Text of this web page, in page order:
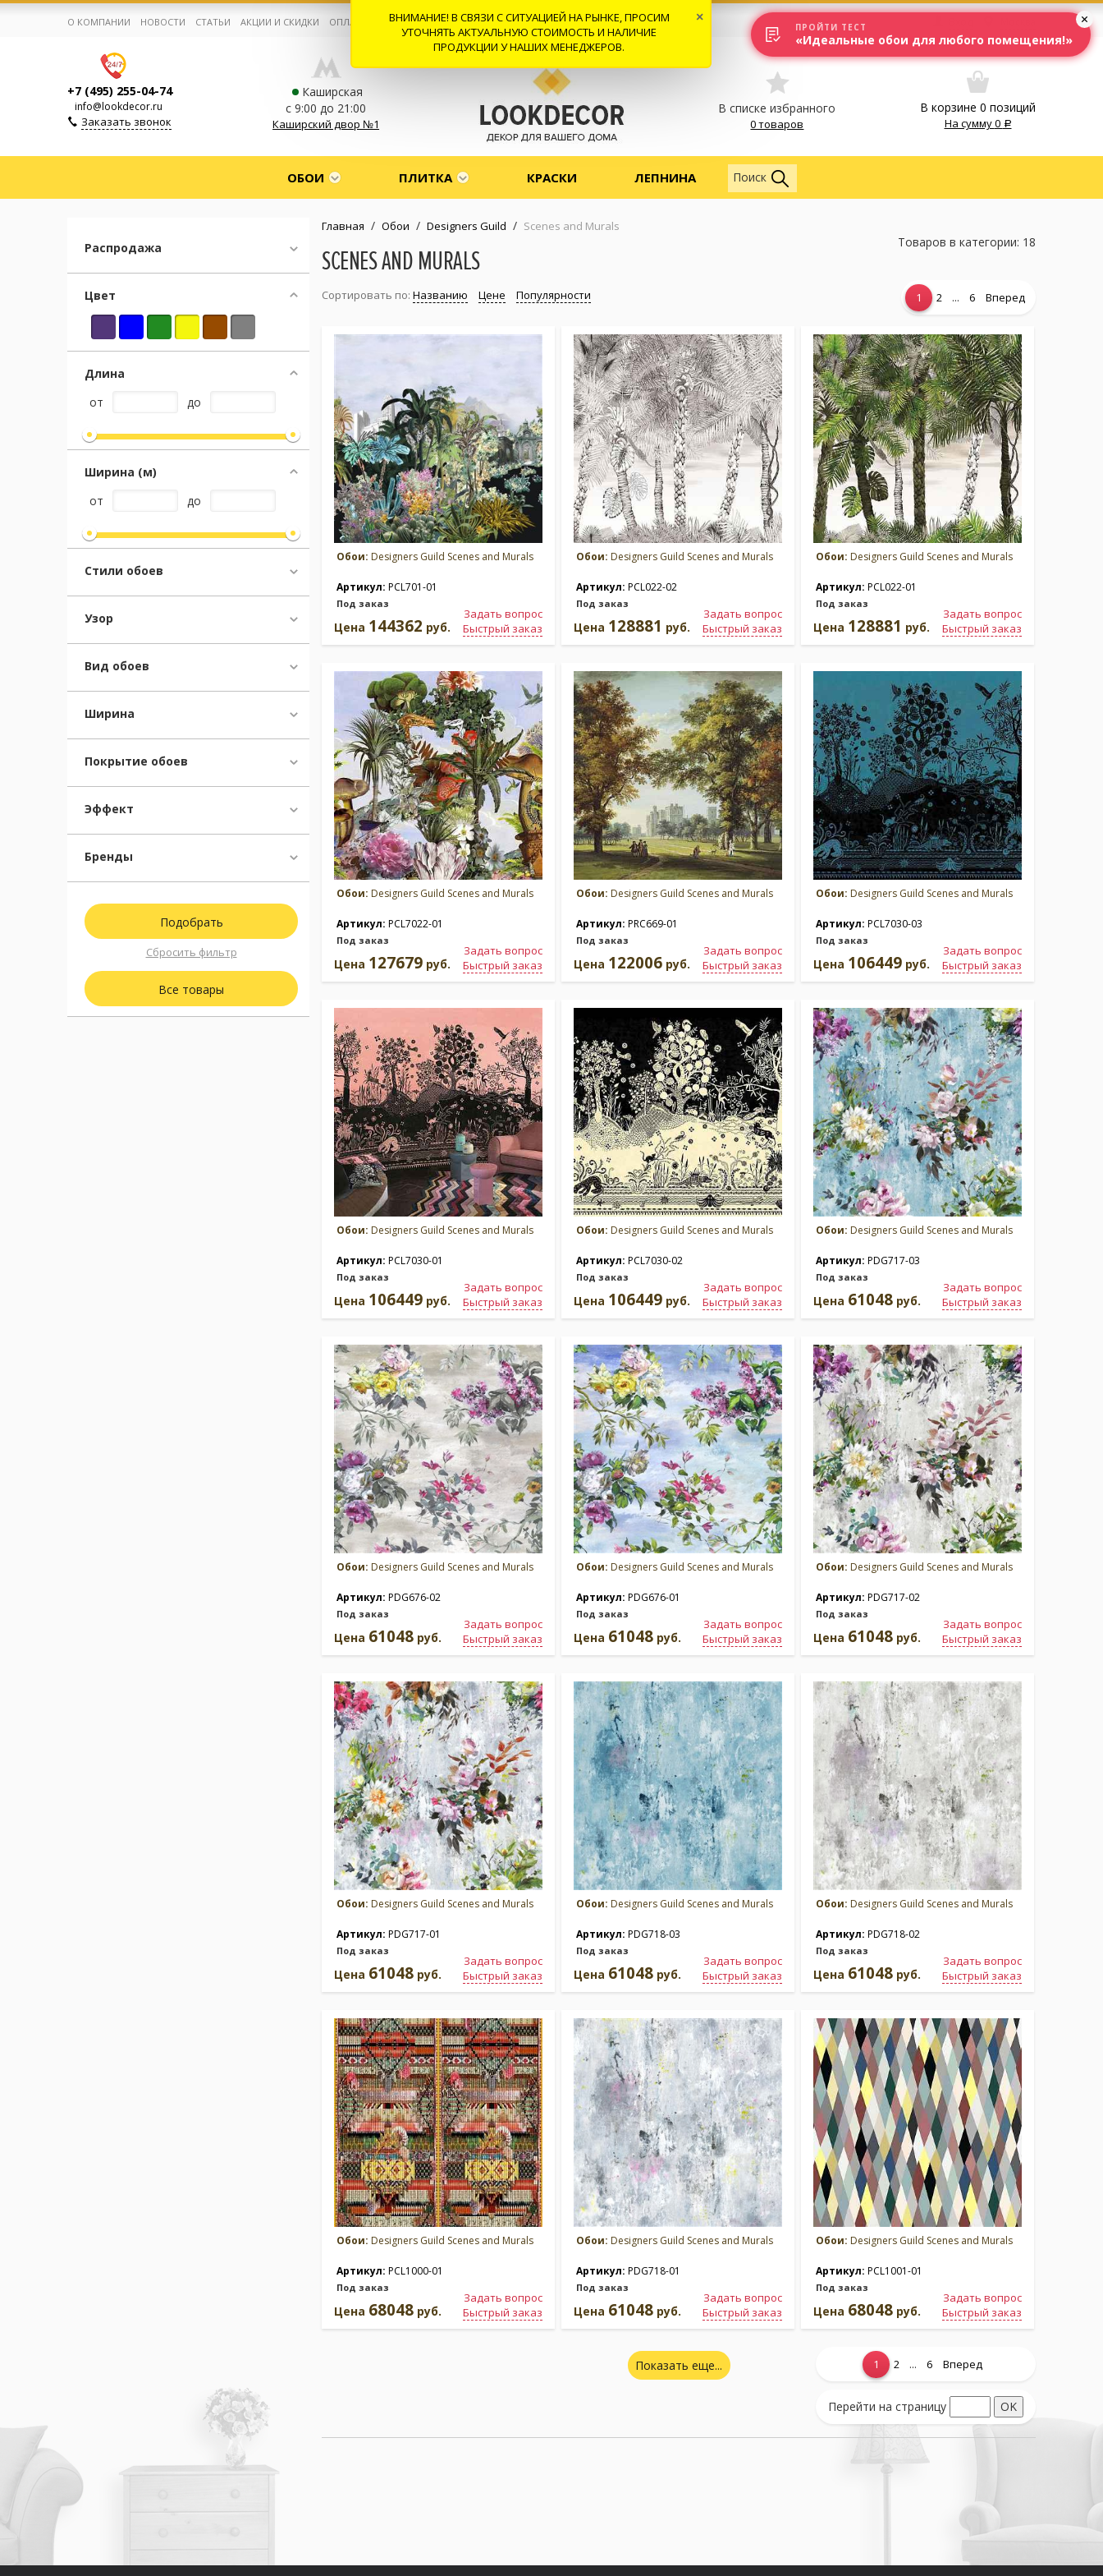
Корзина:0
Избранное:0 товаров
Каталог
Компания
Москва
Заказать обратный звонок
О КОМПАНИИ НОВОСТИ СТАТЬИ АКЦИИ И СКИДКИ ОПЛАТА И ДОСТАВКА СОТРУДНИЧЕСТВО КОНТАКТЫ ОТЗЫВЫ
+7 (495) 255-04-74
info@lookdecor.ru
Заказать звонок
Каширская
с 9:00 до 21:00
Каширский двор №1
В списке избранного
0 товаров
В корзине 0 позиций
На сумму0
ОБОИ ПЛИТКА КРАСКИ ЛЕПНИНА Везде
Поиск
Распродажа
Цвет
Длина
от
до
Ширина (м)
от
до
Стили обоев
Узор
Вид обоев
Ширина
Покрытие обоев
Эффект
Бренды
Сбросить фильтр
Все товары
Главная / Обои / Designers Guild / Scenes and Murals
SCENES AND MURALS
Товаров в категории: 18
Сортировать по: Названию Цене Популярности 1 2 ... 6 Вперед
Обои: Designers Guild Scenes and Murals
Артикул: PCL701-01
Под заказ
Задать вопрос
Быстрый заказ
Цена 144362 руб.
Обои: Designers Guild Scenes and Murals
Артикул: PCL022-02
Под заказ
Задать вопрос
Быстрый заказ
Цена 128881 руб.
Обои: Designers Guild Scenes and Murals
Артикул: PCL022-01
Под заказ
Задать вопрос
Быстрый заказ
Цена 128881 руб.
Обои: Designers Guild Scenes and Murals
Артикул: PCL7022-01
Под заказ
Задать вопрос
Быстрый заказ
Цена 127679 руб.
Обои: Designers Guild Scenes and Murals
Артикул: PRC669-01
Под заказ
Задать вопрос
Быстрый заказ
Цена 122006 руб.
Обои: Designers Guild Scenes and Murals
Артикул: PCL7030-03
Под заказ
Задать вопрос
Быстрый заказ
Цена 106449 руб.
Обои: Designers Guild Scenes and Murals
Артикул: PCL7030-01
Под заказ
Задать вопрос
Быстрый заказ
Цена 106449 руб.
Обои: Designers Guild Scenes and Murals
Артикул: PCL7030-02
Под заказ
Задать вопрос
Быстрый заказ
Цена 106449 руб.
Обои: Designers Guild Scenes and Murals
Артикул: PDG717-03
Под заказ
Задать вопрос
Быстрый заказ
Цена 61048 руб.
Обои: Designers Guild Scenes and Murals
Артикул: PDG676-02
Под заказ
Задать вопрос
Быстрый заказ
Цена 61048 руб.
Обои: Designers Guild Scenes and Murals
Артикул: PDG676-01
Под заказ
Задать вопрос
Быстрый заказ
Цена 61048 руб.
Обои: Designers Guild Scenes and Murals
Артикул: PDG717-02
Под заказ
Задать вопрос
Быстрый заказ
Цена 61048 руб.
Обои: Designers Guild Scenes and Murals
Артикул: PDG717-01
Под заказ
Задать вопрос
Быстрый заказ
Цена 61048 руб.
Обои: Designers Guild Scenes and Murals
Артикул: PDG718-03
Под заказ
Задать вопрос
Быстрый заказ
Цена 61048 руб.
Обои: Designers Guild Scenes and Murals
Артикул: PDG718-02
Под заказ
Задать вопрос
Быстрый заказ
Цена 61048 руб.
Обои: Designers Guild Scenes and Murals
Артикул: PCL1000-01
Под заказ
Задать вопрос
Быстрый заказ
Цена 68048 руб.
Обои: Designers Guild Scenes and Murals
Артикул: PDG718-01
Под заказ
Задать вопрос
Быстрый заказ
Цена 61048 руб.
Обои: Designers Guild Scenes and Murals
Артикул: PCL1001-01
Под заказ
Задать вопрос
Быстрый заказ
Цена 68048 руб.
Показать еще... 1 2 ... 6 Вперед
Перейти на страницу
ВНИМАНИЕ! В СВЯЗИ С СИТУАЦИЕЙ НА РЫНКЕ, ПРОСИМ
УТОЧНЯТЬ АКТУАЛЬНУЮ СТОИМОСТЬ И НАЛИЧИЕ
ПРОДУКЦИИ У НАШИХ МЕНЕДЖЕРОВ.
×
ПРОЙТИ ТЕСТ
«Идеальные обои для любого помещения!»